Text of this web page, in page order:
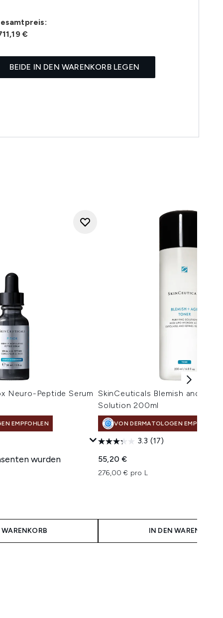
€
BEIDE IN DEN WARENKORB LEGEN
Neuro-Peptide Serum
EMPFOHLEN
wurden
SkinCeuticals Blemish and Age
Solution 200ml
VON DERMATOLOGEN EMPFOHLEN
3.3 (17)
55,20 €
276,00 € pro L
IN DEN WARENKORB